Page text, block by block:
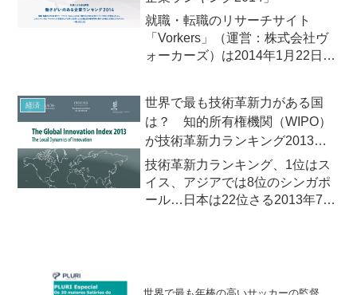
対象に、...
就職・転職のリサーチサイト
「Vorkers」（運営：株式会社ヴ
ォーカーズ）は2014年1月22日
は、プロクター・アンド・ギャン
ブルジャパン株式会社(P&G)！
経済
世界で最も技術革新力がある国
は？ 知的所有権機関（WIPO）
が技術革新力ランキング2013を
発表
技術革新力ランキング、1位はス
イス、アジアでは8位のシンガポ
ール…日本は22位さる2013年7月
グ」（GII：G...